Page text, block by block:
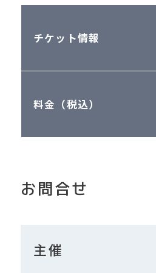
チケット情報
料金（税込）
お問合せ
主催